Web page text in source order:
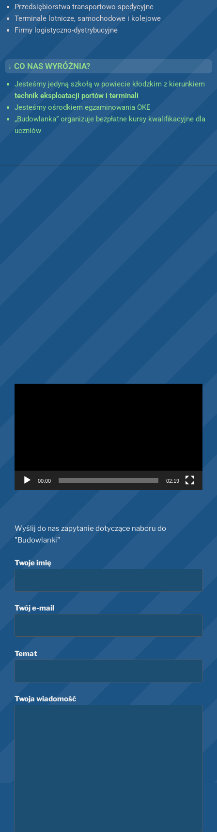
Przedsiębiorstwa transportowo-spedycyjne
Terminale lotnicze, samochodowe i kolejowe
Firmy logistyczno-dystrybucyjne
↓ CO NAS WYRÓŻNIA?
Jesteśmy jedyną szkołą w powiecie kłodzkim z kierunkiem
technik eksploatacji portów i terminali
Jesteśmy ośrodkiem egzaminowania OKE
„Budowlanka” organizuje bezpłatne kursy kwalifikacyjne dla
uczniów
00:00 02:19
Wyślij do nas zapytanie dotyczące naboru do
"Budowlanki"
Twoje imię
Twój e-mail
Temat
Twoja wiadomość